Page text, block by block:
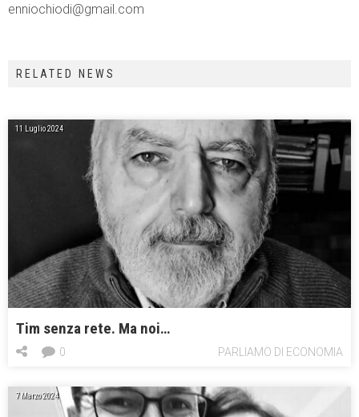
enniochiodi@gmail.com
RELATED NEWS
11 Luglio 2024
Tim senza rete. Ma noi…
PARLIAMO DI ECONOMIA
0
7 Marzo 2024